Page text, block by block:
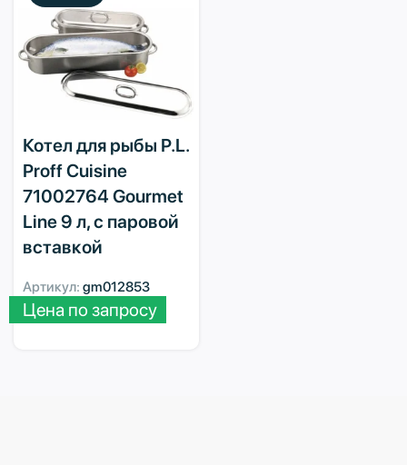
Котел для рыбы P.L.
Proff Cuisine
71002764 Gourmet
Line 9 л, с паровой
вставкой
Артикул: gm012853
Цена по запросу